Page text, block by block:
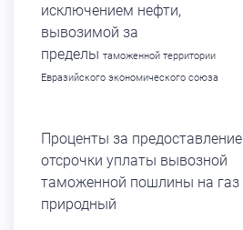
исключением нефти,
вывозимой за
пределы таможенной территории
Евразийского экономического союза
Проценты за предоставление
отсрочки уплаты вывозной
таможенной пошлины на газ
природный